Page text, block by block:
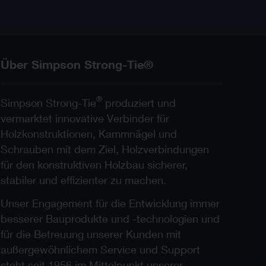
Über Simpson Strong-Tie®
Simpson Strong-Tie®produziert und
vermarktet innovative Verbinder für
Holzkonstruktionen, Kammnägel und
Schrauben mit dem Ziel, Holzverbindungen
für den konstruktiven Holzbau sicherer,
stabiler und effizienter zu machen.
Unser Engagement für die Entwicklung immer
besserer Bauprodukte und -technologien und
für die Betreuung unserer Kunden mit
außergewöhnlichem Service und Support